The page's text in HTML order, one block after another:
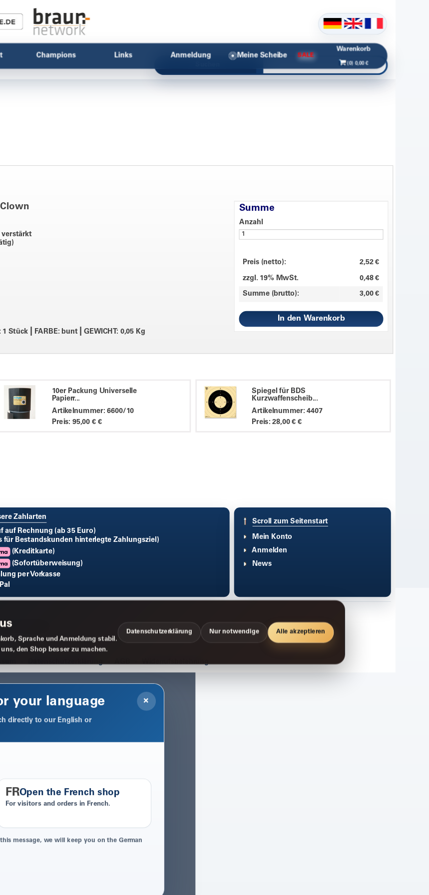
Champions Links Anmeldung Meine Scheibe SALE
Warenkorb
(0) 0,00 €
verstärkt
1 Stück FARBE: bunt GEWICHT: 0,05 Kg
Summe
Anzahl
Preis (netto): 2,52 €
zzgl. 19% MwSt. 0,48 €
Summe (brutto): 3,00 €
10er Packung Universelle
Papierr...
Artikelnummer: 6600/10
Preis: 95,00 € €
Spiegel für BDS
Kurzwaffenscheib...
Artikelnummer: 4407
Preis: 28,00 € €
Zahlarten
auf Rechnung (ab 35 Euro)
für Bestandskunden hinterlegte Zahlungsziel)
(Kreditkarte)
(Sofortüberweisung)
per Vorkasse
Scroll zum Seitenstart
Mein Konto
Anmelden
News
Datenschutzerklärung AGB Widerrufsbelehrung
×
your language
directly to our English or
FROpen the French shop
For visitors and orders in French.
message, we will keep you on the German
Sprache und Anmeldung stabil.
den Shop besser zu machen.
Datenschutzerklärung Nur notwendige Alle akzeptieren